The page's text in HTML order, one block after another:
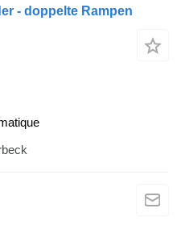
- doppelte Rampen